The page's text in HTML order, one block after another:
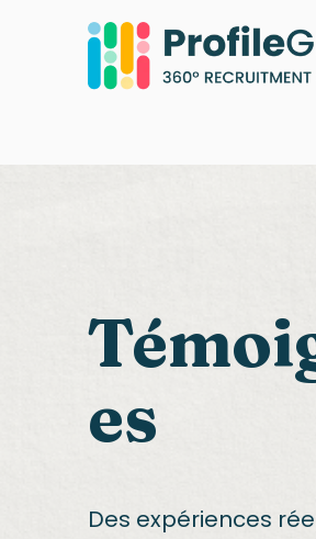
es
Des expériences